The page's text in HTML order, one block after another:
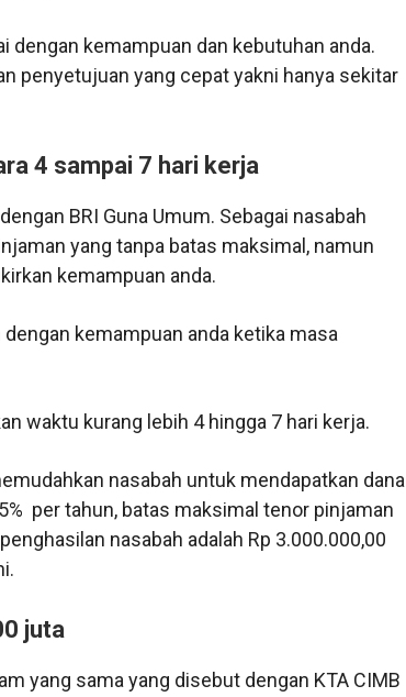
dengan kemampuan dan kebutuhan anda.
penyetujuan yang cepat yakni hanya sekitar
4 sampai 7 hari kerja
BRI Guna Umum. Sebagai nasabah
yang tanpa batas maksimal, namun
kemampuan anda.
kemampuan anda ketika masa
waktu kurang lebih 4 hingga 7 hari kerja.
nasabah untuk mendapatkan dana
per tahun, batas maksimal tenor pinjaman
nasabah adalah Rp 3.000.000,00
juta
yang sama yang disebut dengan KTA CIMB